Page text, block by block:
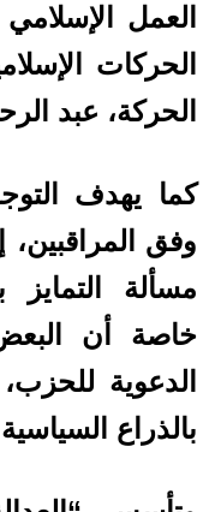
العمل
الحركات
الحركة، عبد
كما يهدف
وفق
مسألة
خاصة أن
الدعوية
بالذراع